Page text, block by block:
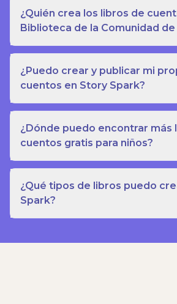
¿Quién crea los libros de
Biblioteca de la Comunidad
¿Puedo crear y publicar mi
cuentos en Story Spark?
¿Dónde puedo encontrar más
cuentos gratis para niños?
¿Qué tipos de libros puedo
Spark?